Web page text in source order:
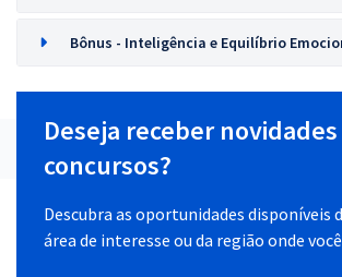
Bônus - Inteligência e Equilíbrio
Deseja receber
concursos?
Descubra as oportunidades disponíveis
área de interesse ou da região onde